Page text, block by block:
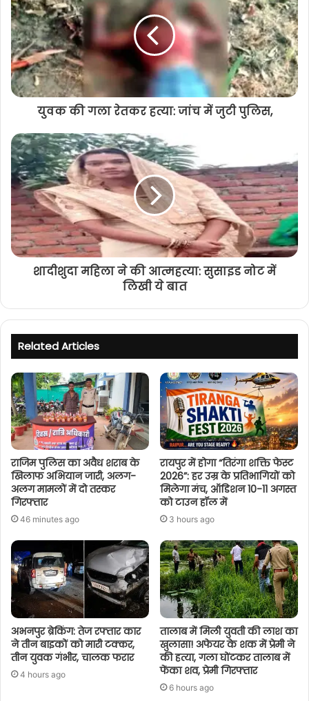
आज ही करे इंस्टाल
युवक की गला रेतकर हत्या: जांच में जुटी पुलिस,
शादीशुदा महिला ने की आत्महत्या: सुसाइड नोट में
लिखी ये बात
Related Articles
राजिम पुलिस का अवैध शराब के
खिलाफ अभियान जारी, अलग-
अलग मामलों में दो तस्कर
गिरफ्तार
46 minutes ago
रायपुर में होगा “तिरंगा शक्ति फेस्ट
2026”: हर उम्र के प्रतिभागियों को
मिलेगा मंच, ऑडिशन 10-11 अगस्त
को टाउन हॉल में
3 hours ago
अभनपुर ब्रेकिंग: तेज रफ्तार कार
ने तीन बाइकों को मारी टक्कर,
तीन युवक गंभीर, चालक फरार
4 hours ago
तालाब में मिली युवती की लाश का
खुलासा! अफेयर के शक में प्रेमी ने
की हत्या, गला घोंटकर तालाब में
फेंका शव, प्रेमी गिरफ्तार
6 hours ago